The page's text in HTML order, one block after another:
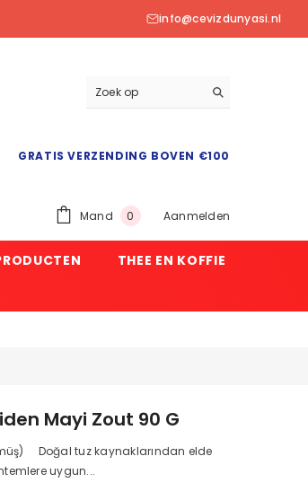
info@cevizdunyasi.nl
GRATIS VERZENDING BOVEN €100
Mand 0 0
Aanmelden
THEE EN KOFFIE
Mayi Zout 90 G
Doğal tuz kaynaklarından elde
uygun...